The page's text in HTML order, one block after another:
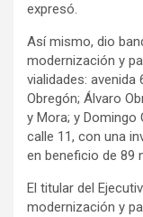
expresó.
Así mismo, dio
modernización y
vialidades: avenida
Obregón; Álvaro
y Mora; y Domingo
calle 11, con una
en beneficio de 89
El titular del
modernización y